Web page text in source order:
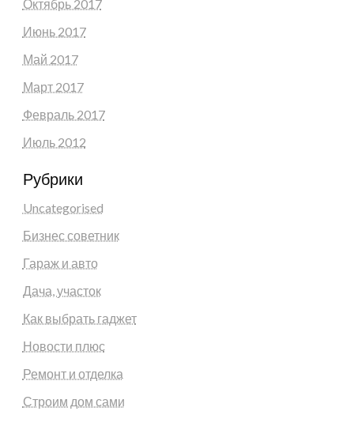
Октябрь 2017
Июнь 2017
Май 2017
Март 2017
Февраль 2017
Июль 2012
Рубрики
Uncategorised
Бизнес советник
Гараж и авто
Дача, участок
Как выбрать гаджет
Новости плюс
Ремонт и отделка
Строим дом сами